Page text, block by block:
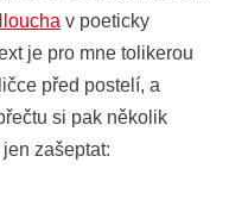
v poeticky
je pro mne tolikerou
před postelí, a
si pak několik
zašeptat: